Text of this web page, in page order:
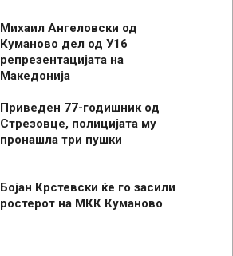
Михаил Ангеловски од
Куманово дел од У16
репрезентацијата на
Македонија
Приведен 77-годишник од
Стрезовце, полицијата му
пронашла три пушки
Бојан Крстевски ќе го засили
ростерот на МКК Куманово